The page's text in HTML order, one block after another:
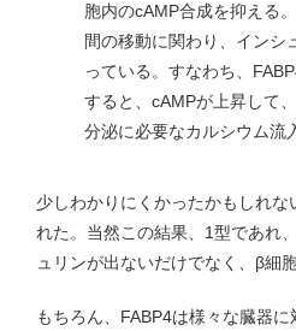
胞内のcAMP合成を抑える
間の移動に関わり、インシ
っている。すなわち、
すると、cAMPが上昇して
分泌に必要なカルシウム流
少しわかりにくかったかもしれ
れた。当然この結果、1型であれ
ュリンが出ないだけでなく、β細
もちろん、FABP4は様々な臓器